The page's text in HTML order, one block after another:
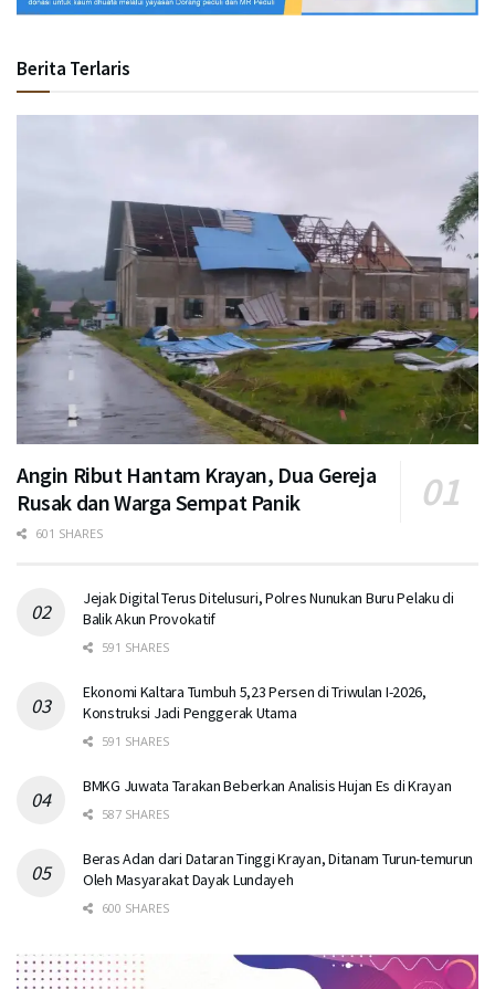
Berita Terlaris
Angin Ribut Hantam Krayan, Dua Gereja
Rusak dan Warga Sempat Panik
601 SHARES
Jejak Digital Terus Ditelusuri, Polres Nunukan Buru Pelaku di
Balik Akun Provokatif
591 SHARES
Ekonomi Kaltara Tumbuh 5,23 Persen di Triwulan I-2026,
Konstruksi Jadi Penggerak Utama
591 SHARES
BMKG Juwata Tarakan Beberkan Analisis Hujan Es di Krayan
587 SHARES
Beras Adan dari Dataran Tinggi Krayan, Ditanam Turun-temurun
Oleh Masyarakat Dayak Lundayeh
600 SHARES